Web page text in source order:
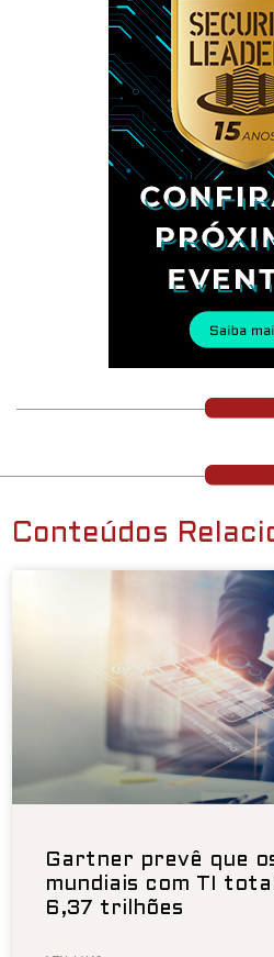
Conteúdos
Gartner prevê que
mundiais com TI
6,37 trilhões